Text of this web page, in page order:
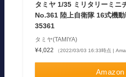
タミヤ 1/35 ミリタリーミニ
No.361 陸上自衛隊 16式機
35361
タミヤ(TAMIYA)
¥4,022
（2022/03/03 16:33時点 |
Amazon